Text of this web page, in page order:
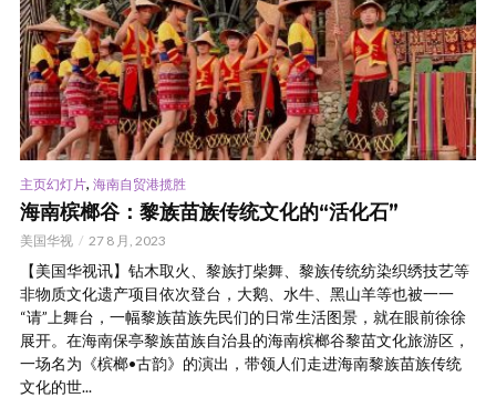
主页幻灯片, 海南自贸港揽胜
海南槟榔谷：黎族苗族传统文化的“活化石”
美国华视 27 8 月, 2023
【美国华视讯】钻木取火、黎族打柴舞、黎族传统纺染织绣技艺等
非物质文化遗产项目依次登台，大鹅、水牛、黑山羊等也被一一
“请”上舞台，一幅黎族苗族先民们的日常生活图景，就在眼前徐徐
展开。在海南保亭黎族苗族自治县的海南槟榔谷黎苗文化旅游区，
一场名为《槟榔•古韵》的演出，带领人们走进海南黎族苗族传统
文化的世...